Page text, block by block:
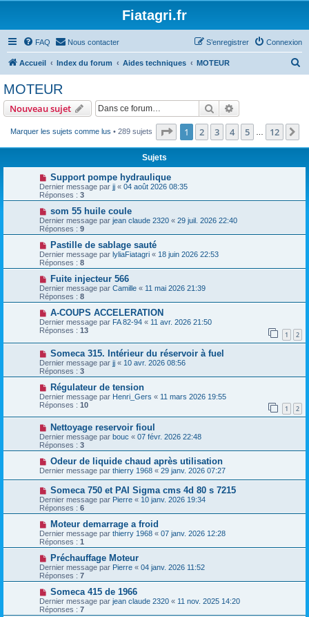
Fiatagri.fr
FAQ Nous contacter Connexion
S’enregistrer
Accueil Index du forum Aides techniques MOTEUR
MOTEUR
Nouveau sujet Rechercher
Marquer les sujets comme lus • 289 sujets Page 1sur12
1 2 3 4 5 12
Sujets
Support pompe hydraulique
Dernier message par jj « 04 août 2026 08:35
Réponses : 3
som 55 huile coule
Dernier message par jean claude 2320 « 29 juil. 2026 22:40
Réponses : 9
Pastille de sablage sauté
Dernier message par lyliaFiatagri « 18 juin 2026 22:53
Réponses : 8
Fuite injecteur 566
Dernier message par Camille « 11 mai 2026 21:39
Réponses : 8
A-COUPS ACCELERATION
Dernier message par FA 82-94 « 11 avr. 2026 21:50
Réponses : 13 1 2
Someca 315. Intérieur du réservoir à fuel
Dernier message par jj « 10 avr. 2026 08:56
Réponses : 3
Régulateur de tension
Dernier message par Henri_Gers « 11 mars 2026 19:55
Réponses : 10 1 2
Nettoyage reservoir fioul
Dernier message par bouc « 07 févr. 2026 22:48
Réponses : 3
Odeur de liquide chaud après utilisation
Dernier message par thierry 1968 « 29 janv. 2026 07:27
Someca 750 et PAI Sigma cms 4d 80 s 7215
Dernier message par Pierre « 10 janv. 2026 19:34
Réponses : 6
Moteur demarrage a froid
Dernier message par thierry 1968 « 07 janv. 2026 12:28
Réponses : 1
Préchauffage Moteur
Dernier message par Pierre « 04 janv. 2026 11:52
Réponses : 7
Someca 415 de 1966
Dernier message par jean claude 2320 « 11 nov. 2025 14:20
Réponses : 7